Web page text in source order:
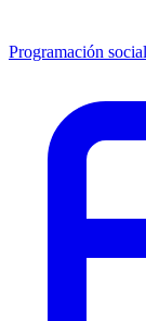
Programación social